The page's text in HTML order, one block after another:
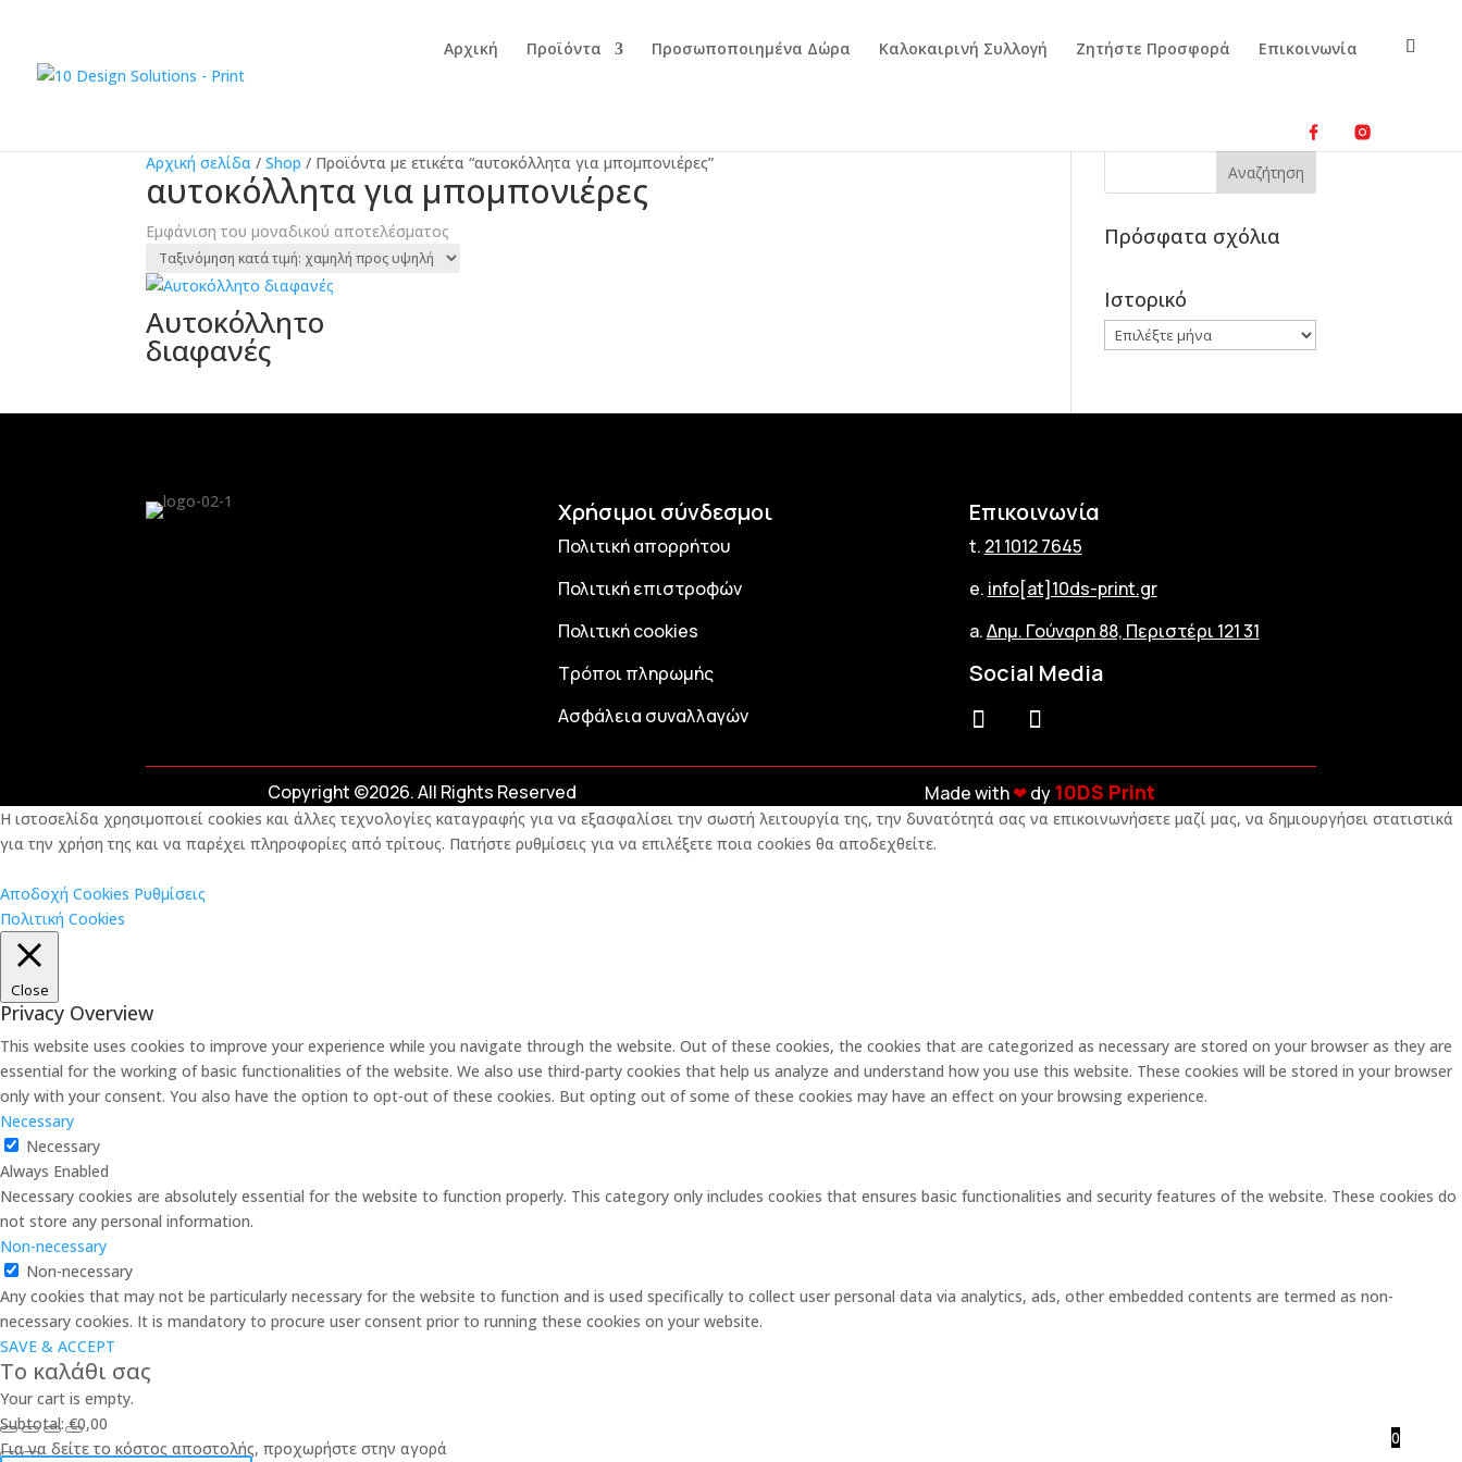
Αρχική Προϊόντα Προσωποποιημένα Δώρα Καλοκαιρινή Συλλογή Ζητήστε Προσφορά Επικοινωνία
Αρχική σελίδα /Shop / Προϊόντα με ετικέτα “αυτοκόλλητα για μπομπονιέρες”
αυτοκόλλητα για μπομπονιέρες
Εμφάνιση του μοναδικού αποτελέσματος
Αυτοκόλλητο
διαφανές
Πρόσφατα σχόλια
Ιστορικό
Ιστορικό
Χρήσιμοι σύνδεσμοι
Πολιτική απορρήτου
Πολιτική επιστροφών
Πολιτική cookies
Τρόποι πληρωμής
Ασφάλεια συναλλαγών
Επικοινωνία
t. 21 1012 7645
e. info[at]10ds-print.gr
a.Δημ. Γούναρη 88, Περιστέρι 121 31
Social Media
Copyright ©2026. All Rights Reserved Made with❤︎dy10DS Print
Η ιστοσελίδα χρησιμοποιεί cookies και άλλες τεχνολογίες καταγραφής για να εξασφαλίσει την σωστή λειτουργία της, την δυνατότητά σας να επικοινωνήσετε μαζί μας, να δημιουργήσει στατιστικά
για την χρήση της και να παρέχει πληροφορίες από τρίτους. Πατήστε ρυθμίσεις για να επιλέξετε ποια cookies θα αποδεχθείτε.
Αποδοχή Cookies Ρυθμίσεις
Πολιτική Cookies
Close
Privacy Overview
This website uses cookies to improve your experience while you navigate through the website. Out of these cookies, the cookies that are categorized as necessary are stored on your browser as they are
essential for the working of basic functionalities of the website. We also use third-party cookies that help us analyze and understand how you use this website. These cookies will be stored in your browser
only with your consent. You also have the option to opt-out of these cookies. But opting out of some of these cookies may have an effect on your browsing experience.
Necessary
Necessary
Always Enabled
Necessary cookies are absolutely essential for the website to function properly. This category only includes cookies that ensures basic functionalities and security features of the website. These cookies do
not store any personal information.
Non-necessary
Non-necessary
Any cookies that may not be particularly necessary for the website to function and is used specifically to collect user personal data via analytics, ads, other embedded contents are termed as non-
necessary cookies. It is mandatory to procure user consent prior to running these cookies on your website.
SAVE & ACCEPT
0
Το καλάθι σας
Your cart is empty.
Subtotal: €0,00
Για να δείτε το κόστος αποστολής, προχωρήστε στην αγορά